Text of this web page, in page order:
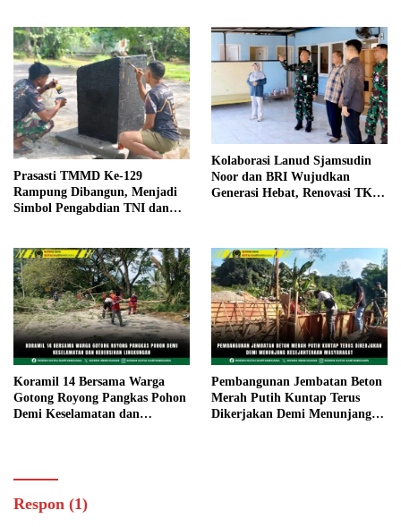
Prasasti TMMD Ke-129
Rampung Dibangun, Menjadi
Simbol Pengabdian TNI dan
Kolaborasi Lanud Sjamsudin
Noor dan BRI Wujudkan
Generasi Hebat, Renovasi TK
Koramil 14 Bersama Warga
Gotong Royong Pangkas Pohon
Demi Keselamatan dan
Pembangunan Jembatan Beton
Merah Putih Kuntap Terus
Dikerjakan Demi Menunjang
Respon (1)